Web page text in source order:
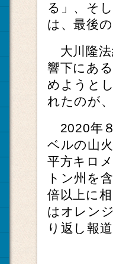
る」、そ
は、最後
大川隆法
響下にあ
めようと
れたのが
2020年
ベルの山
平方キロ
トン州を
倍以上に
はオレン
り返し報